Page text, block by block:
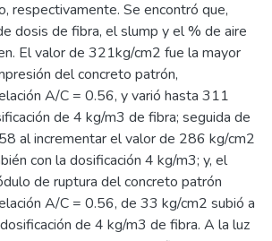
respectivamente. Se encontró que,
dosis de fibra, el slump y el % de aire
El valor de 321kg/cm2 fue la mayor
del concreto patrón,
A/C = 0.56, y varió hasta 311
de 4 kg/m3 de fibra; seguida de
al incrementar el valor de 286 kg/cm2
con la dosificación 4 kg/m3; y, el
de ruptura del concreto patrón
A/C = 0.56, de 33 kg/cm2 subió a
de 4 kg/m3 de fibra. A la luz